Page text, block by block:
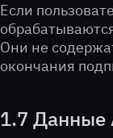
Если
Они не
окончания
1.7 Данные